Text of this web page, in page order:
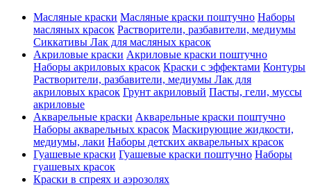
Масляные краски Масляные краски поштучно Наборы
масляных красок Растворители, разбавители, медиумы
Сиккативы Лак для масляных красок
Акриловые краски Акриловые краски поштучно
Наборы акриловых красок Краски с эффектами Контуры
Растворители, разбавители, медиумы Лак для
акриловых красок Грунт акриловый Пасты, гели, муссы
акриловые
Акварельные краски Акварельные краски поштучно
Наборы акварельных красок Маскирующие жидкости,
медиумы, лаки Наборы детских акварельных красок
Гуашевые краски Гуашевые краски поштучно Наборы
гуашевых красок
Краски в спреях и аэрозолях